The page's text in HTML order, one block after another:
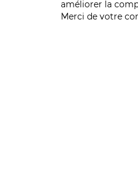
améliorer la
Merci de votre